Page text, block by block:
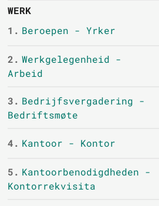
WERK
1. Beroepen - Yrker
2. Werkgelegenheid -
Arbeid
3. Bedrijfsvergadering -
Bedriftsmøte
4. Kantoor - Kontor
5. Kantoorbenodigdheden -
Kontorrekvisita